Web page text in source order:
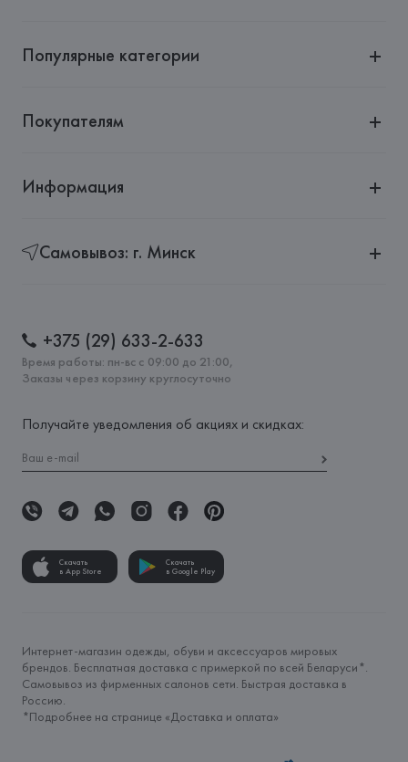
Популярные категории
Покупателям
Информация
Самовывоз: г. Минск
+375 (29) 633-2-633
Время работы: пн-вс с 09:00 до 21:00,
Заказы через корзину круглосуточно
Получайте уведомления об акциях и скидках:
Скачать
в App Store
Скачать
в Google Play
Интернет-магазин одежды, обуви и аксессуаров мировых
брендов. Бесплатная доставка с примеркой по всей Беларуси*.
Самовывоз из фирменных салонов сети. Быстрая доставка в
Россию.
*Подробнее на странице «Доставка и оплата»